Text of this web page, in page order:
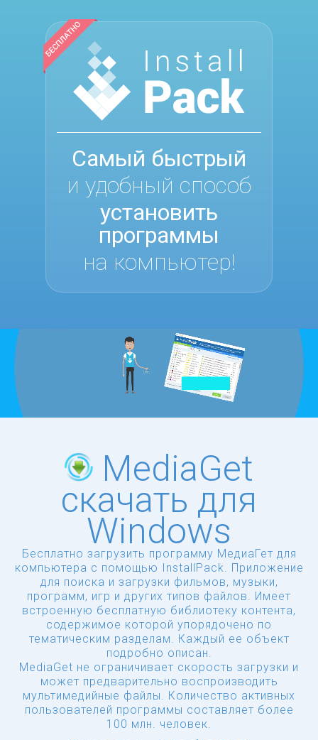
Самый быстрый
и удобный способ
установить
программы
на компьютер!
MediaGet
скачать для
Windows
Бесплатно загрузить программу МедиаГет для
компьютера с помощью InstallPack. Приложение
для поиска и загрузки фильмов, музыки,
программ, игр и других типов файлов. Имеет
встроенную бесплатную библиотеку контента,
содержимое которой упорядочено по
тематическим разделам. Каждый ее объект
подробно описан.
MediaGet не ограничивает скорость загрузки и
может предварительно воспроизводить
мультимедийные файлы. Количество активных
пользователей программы составляет более
100 млн. человек.